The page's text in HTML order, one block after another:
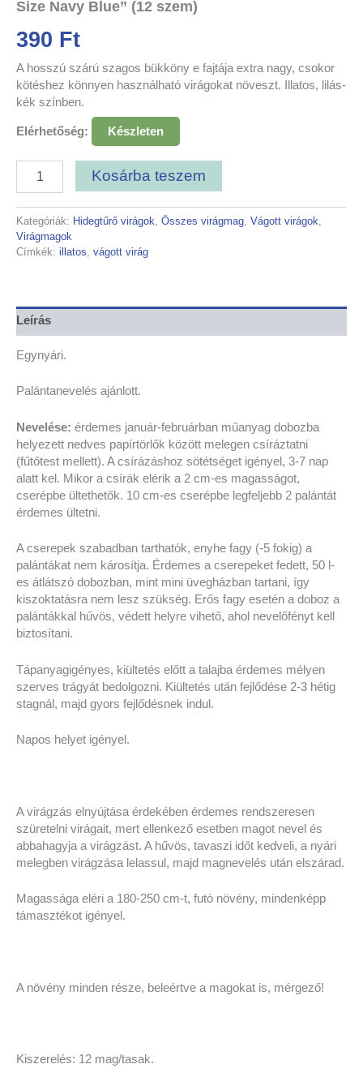
Size Navy Blue” (12 szem)
390 Ft
A hosszú szárú szagos bükköny e fajtája extra nagy, csokor
kötéshez könnyen használható virágokat növeszt. Illatos, lilás-
kék színben.
Elérhetőség: Készleten
Kosárba teszem
Kategóriák: Hidegtűrő virágok Összes virágmag Vágott virágok
Virágmagok
Címkék: illatos vágott virág
Leírás
Egynyári.
Palántanevelés ajánlott.
Nevelése: érdemes január-februárban műanyag dobozba
helyezett nedves papírtörlők között melegen csíráztatni
(fűtőtest mellett). A csírázáshoz sötétséget igényel, 3-7 nap
alatt kel. Mikor a csírák elérik a 2 cm-es magasságot,
cserépbe ültethetők. 10 cm-es cserépbe legfeljebb 2 palántát
érdemes ültetni.
A cserepek szabadban tarthatók, enyhe fagy (-5 fokig) a
palántákat nem károsítja. Érdemes a cserepeket fedett, 50 l-
es átlátszó dobozban, mint mini üvegházban tartani, így
kiszoktatásra nem lesz szükség. Erős fagy esetén a doboz a
palántákkal hűvös, védett helyre vihető, ahol nevelőfényt kell
biztosítani.
Tápanyagigényes, kiültetés előtt a talajba érdemes mélyen
szerves trágyát bedolgozni. Kiültetés után fejlődése 2-3 hétig
stagnál, majd gyors fejlődésnek indul.
Napos helyet igényel.
A virágzás elnyújtása érdekében érdemes rendszeresen
szüretelni virágait, mert ellenkező esetben magot nevel és
abbahagyja a virágzást. A hűvös, tavaszi időt kedveli, a nyári
melegben virágzása lelassul, majd magnevelés után elszárad.
Magassága eléri a 180-250 cm-t, futó növény, mindenképp
támasztékot igényel.
A növény minden része, beleértve a magokat is, mérgező!
Kiszerelés: 12 mag/tasak.